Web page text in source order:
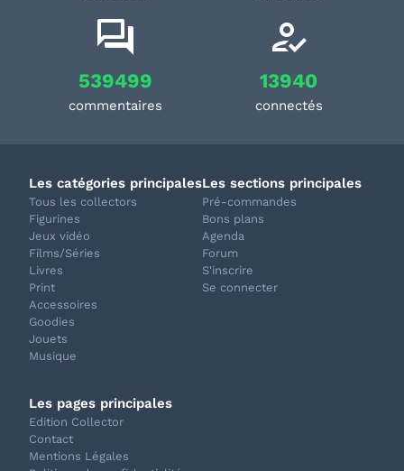
539499
commentaires
13940
connectés
Les catégories principales
Tous les collectors
Figurines
Jeux vidéo
Films/Séries
Livres
Print
Accessoires
Goodies
Jouets
Musique
Les sections principales
Pré-commandes
Bons plans
Agenda
Forum
S'inscrire
Se connecter
Les pages principales
Edition Collector
Contact
Mentions Légales